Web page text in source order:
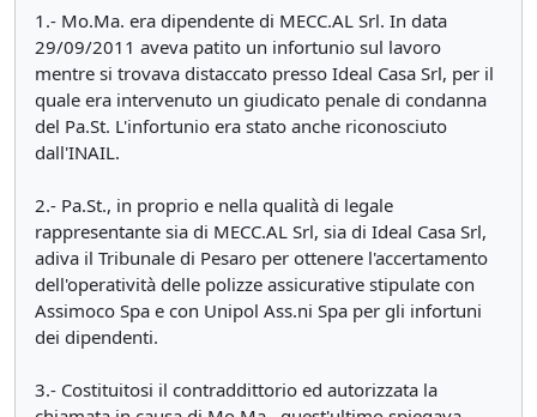
1.- Mo.Ma. era dipendente di MECC.AL Srl. In data
29/09/2011 aveva patito un infortunio sul lavoro
mentre si trovava distaccato presso Ideal Casa Srl, per il
quale era intervenuto un giudicato penale di condanna
del Pa.St. L'infortunio era stato anche riconosciuto
dall'INAIL.
2.- Pa.St., in proprio e nella qualità di legale
rappresentante sia di MECC.AL Srl, sia di Ideal Casa Srl,
adiva il Tribunale di Pesaro per ottenere l'accertamento
dell'operatività delle polizze assicurative stipulate con
Assimoco Spa e con Unipol Ass.ni Spa per gli infortuni
dei dipendenti.
3.- Costituitosi il contraddittorio ed autorizzata la